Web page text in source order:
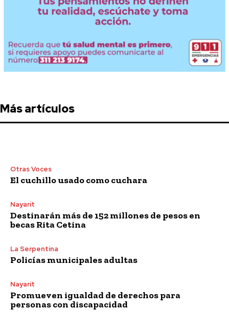
Más artículos
Otras Voces
El cuchillo usado como cuchara
Nayarit
Destinarán más de 152 millones de pesos en
becas Rita Cetina
La Serpentina
Policías municipales adultas
Nayarit
Promueven igualdad de derechos para
personas con discapacidad